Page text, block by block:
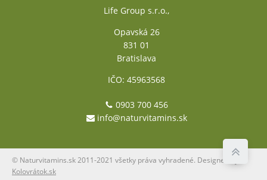
Life Group s.r.o.,
Opavská 26
831 01
Bratislava
IČO: 45963568
0903 700 456
info@naturvitamins.sk
© Naturvitamins.sk 2011-2021 všetky práva vyhradené. Designed by
Kolovrátok.sk